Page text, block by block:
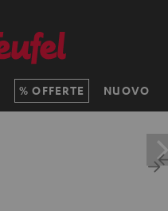
OFFERTE NUOVO